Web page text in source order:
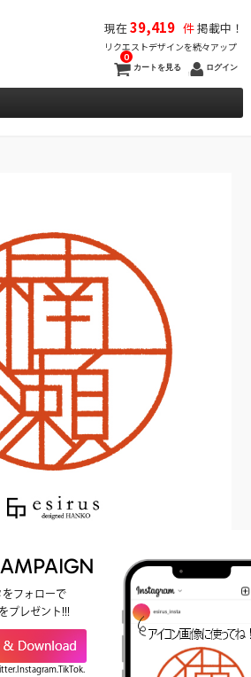
現在39,419 件掲載中！
リクエストデザインを続々アップ
カートを見る
0
ログイン
をフォローで
プレゼント!!!